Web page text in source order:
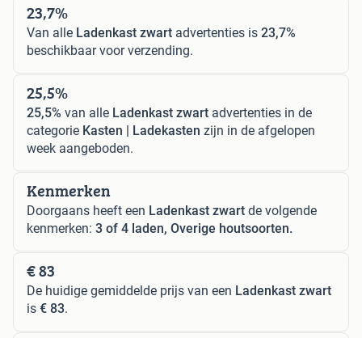
23,7%
Van alle Ladenkast zwart advertenties is 23,7%
beschikbaar voor verzending.
25,5%
25,5% van alle Ladenkast zwart advertenties in de
categorie Kasten | Ladekasten zijn in de afgelopen
week aangeboden.
Kenmerken
Doorgaans heeft een Ladenkast zwart de volgende
kenmerken: 3 of 4 laden, Overige houtsoorten.
€ 83
De huidige gemiddelde prijs van een Ladenkast zwart
is € 83.